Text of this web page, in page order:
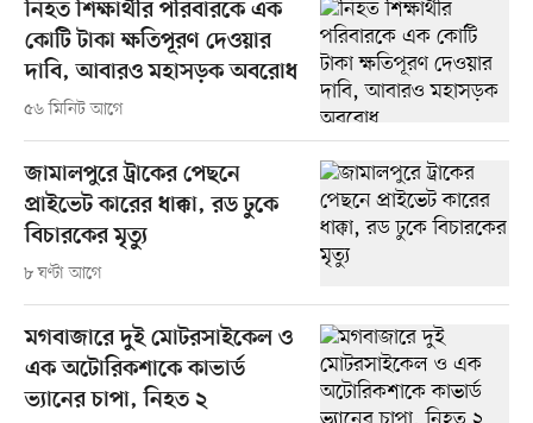
নিহত শিক্ষার্থীর পরিবারকে এক
কোটি টাকা ক্ষতিপূরণ দেওয়ার
দাবি, আবারও মহাসড়ক অবরোধ
৫৬ মিনিট আগে
জামালপুরে ট্রাকের পেছনে
প্রাইভেট কারের ধাক্কা, রড ঢুকে
বিচারকের মৃত্যু
৮ ঘণ্টা আগে
মগবাজারে দুই মোটরসাইকেল ও
এক অটোরিকশাকে কাভার্ড
ভ্যানের চাপা, নিহত ২